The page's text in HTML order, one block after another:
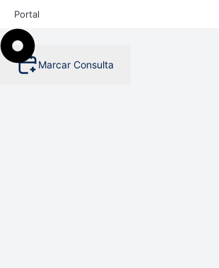
Portal
Marcar Consulta